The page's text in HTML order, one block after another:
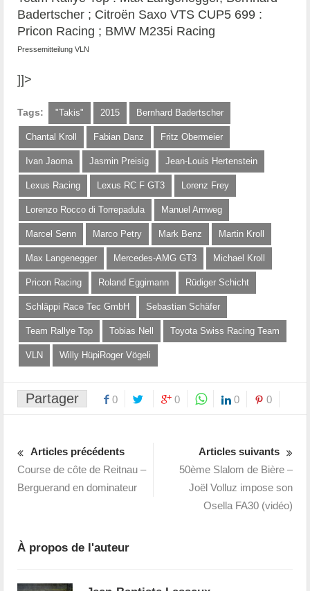
Badertscher ; Citroën Saxo VTS CUP5 699 :
Pricon Racing ; BMW M235i Racing
Pressemitteilung VLN
]]>
Tags: "Takis" 2015 Bernhard Badertscher
Chantal Kroll Fabian Danz Fritz Obermeier
Ivan Jaoma Jasmin Preisig Jean-Louis Hertenstein
Lexus Racing Lexus RC F GT3 Lorenz Frey
Lorenzo Rocco di Torrepadula Manuel Amweg
Marcel Senn Marco Petry Mark Benz Martin Kroll
Max Langenegger Mercedes-AMG GT3 Michael Kroll
Pricon Racing Roland Eggimann Rüdiger Schicht
Schläppi Race Tec GmbH Sebastian Schäfer
Team Rallye Top Tobias Nell Toyota Swiss Racing Team
VLN Willy HüpiRoger Vögeli
Partager 0 0 0 0
Articles précédents
Course de côte de Reitnau –
Berguerand en dominateur
Articles suivants
50ème Slalom de Bière –
Joël Volluz impose son
Osella FA30 (vidéo)
À propos de l'auteur